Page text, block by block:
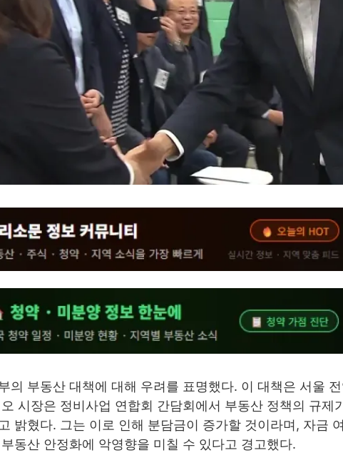
의 부동산 대책에 대해 우려를 표명했다. 이 대책은 서울
시장은 정비사업 연합회 간담회에서 부동산 정책의 규제
밝혔다. 그는 이로 인해 분담금이 증가할 것이라며, 자금
동산 안정화에 악영향을 미칠 수 있다고 경고했다.